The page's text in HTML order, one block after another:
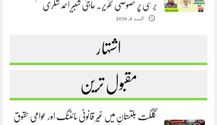
برسی پر خصوصی تحریر. حاجی شبیر احمد شگری
اگست 6, 2026
اشتہار
مقبول ترین
گلگت بلتستان میں غیر قانونی مائننگ اور عوامی حقوق